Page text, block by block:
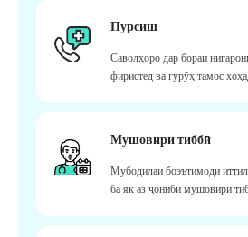
Пурсиш
Саволҳоро дар бораи
фиристед ва гурӯҳ тамос
Мушовири тиббӣ
Мубодилаи боэътимоди
ба як аз ҷониби мушовири